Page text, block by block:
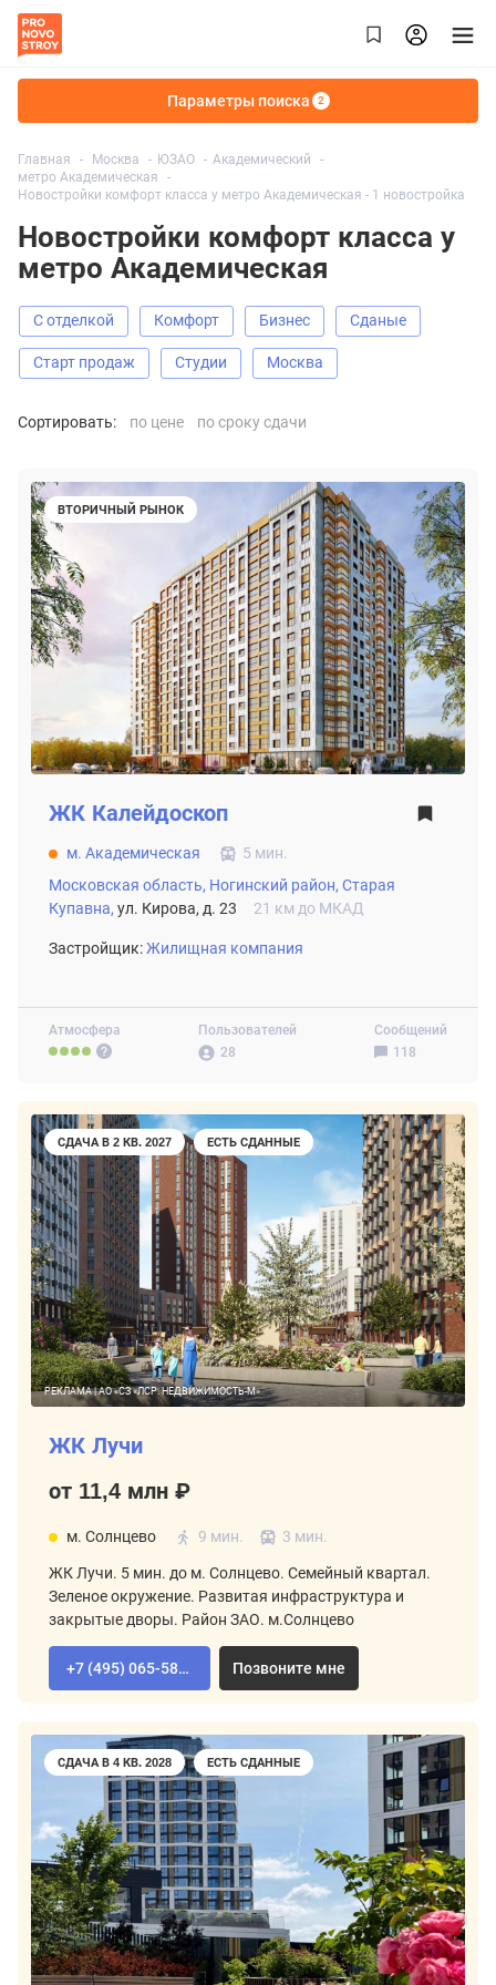
Параметры поиска 2
Главная Москва ЮЗАО
Академический
метро Академическая
Новостройки комфорт класса у метро Академическая - 1 новостройка
Новостройки комфорт класса у
метро Академическая
С отделкой Комфорт Бизнес Сданые
старт продаж Студии Москва
Сортировать: по цене по сроку сдачи
ВТОРИЧНЫЙ РЫНОК
Атмосфера
Пользователей
28
Сообщений
118
ЖК Калейдоскоп
м. Академическая
5 мин.
Московская область, Ногинский район, Старая
Купавна, ул. Кирова, д. 23 21 км до МКАД
Застройщик:Жилищная компания
СДАЧА В 2 КВ. 2027 ЕСТЬ СДАННЫЕ
РЕКЛАМА | АО «СЗ «ЛСР. НЕДВИЖИМОСТЬ-М»
ЖК Лучи
от 11,4 млн ₽
м. Солнцево 9 мин. 3 мин.
ЖК Лучи. 5 мин. до м. Солнцево. Семейный квартал.
Зеленое окружение. Развитая инфраструктура и
закрытые дворы. Район ЗАО. м.Солнцево
+7 (495) 065-58-92 Позвоните мне
СДАЧА В 4 КВ. 2028 ЕСТЬ СДАННЫЕ